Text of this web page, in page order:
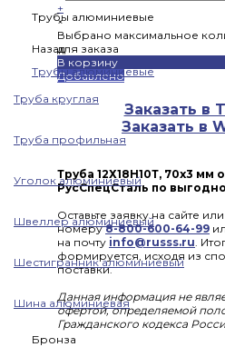
Трубы алюминиевые
Назад
Трубы алюминиевые
Труба круглая
Труба профильная
Уголок алюминиевый
Швеллер алюминиевый
Шестигранник алюминиевый
Шина алюминиевая
Бронза
+
×
Выбрано максимальное
для заказа
В корзину
Добавлено
Заказать в
Заказать в
Труба 12Х18Н10Т, 70х3 мм
РусСпецСталь по
Оставьте заявку на сайте
номеру8-800-600-64-99
на почту info@russs.ru.
формируется, исходя из
поставки.
Данная информация не
офертой, определяемой
Гражданского кодекса